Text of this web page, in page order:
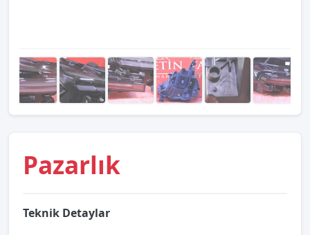
Pazarlık
Teknik Detaylar